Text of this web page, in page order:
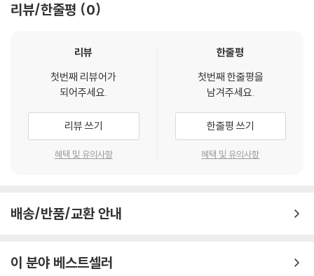
련 장교들이 다시 제정 러시아 시절처럼 “계급장”을 달게 되었고, “애국
수화”되는 역사를 밟고 있었던 만큼 그 궁극적 몰락이 결코 우연은 아니었
습니다. 혁명의 이념을 계속 등지다 보면 결국 혁명 이후의 “실험적 국가”
체제도 굳이 고집할 필요가 자연스레 없어지는 것이 아니겠습니까?
--- p.61
러시아 문학의 “당연한 배경”은 바로 ‘제국’이었습니다. 대부분의 보수적
인 문학가들은 ‘제국’을 ‘문명화’를 추진하는 긍정적 행위자로 의식적 또는
들에게〉 등의 시를 통해 1830년 폴란드 독립운동에 대한 러시아군의 진압
의 수도인 이스탄불까지 러시아가 “탈환”해 다시 비잔틴 시대와 같이 “기
문에 시민들의 지지를 받지 못한다. 게다가 소련이 몰락하는 과정에서 여
과 가족들의 모래더미 같은 집합체”(51쪽)가 됐다. 강력한 반전운동이 조
이런 상황에서 푸틴의 러시아가 전쟁을 일종의 ‘발전 전략’으로 삼았다고
이 책은 지적한다. 군사 부문에서 미국 다음의 ‘2위 대국’인 러시아로서는
전쟁이 손쉽게 선택할 수 있는 성장 전략이라는 것이다. 강철, 망가니즈, 우
라늄 같은 자원을 보유한 ‘옛 러시아 제국’의 영토, 우크라이나를 “수복”해
이런 ‘발전 전략’의 시행은 미국 패권의 쇠락과 맞물려 있다. 2008년 경제
로 판단했다.
리뷰/한줄평 0
리뷰
첫번째 리뷰어가
되어주세요.
리뷰 쓰기
혜택 및 유의사항
한줄평
첫번째 한줄평을
남겨주세요.
한줄평 쓰기
혜택 및 유의사항
배송/반품/교환 안내
이 분야 베스트셀러